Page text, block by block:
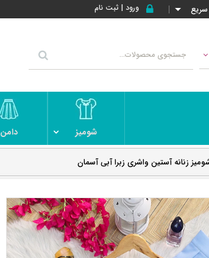
ورود | ثبت نام
شومیز دامن
زنانه آستین واشری زبرا آبی آسمان